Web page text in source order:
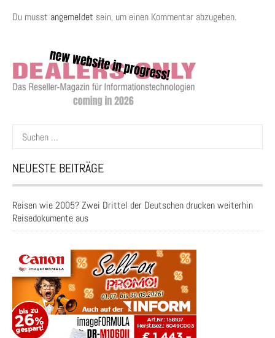
Du musst angemeldet sein, um einen Kommentar abzugeben.
Suchen
nach:
NEUESTE BEITRÄGE
Reisen wie 2005? Zwei Drittel der Deutschen drucken weiterhin
Reisedokumente aus